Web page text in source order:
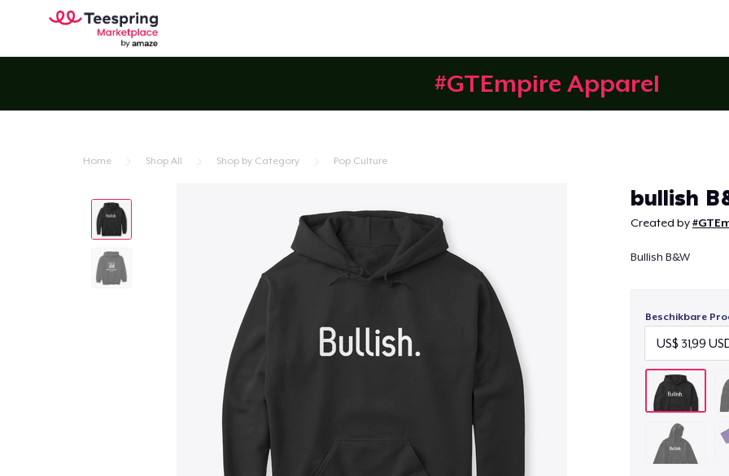
#GTEmpire Apparel
Home Shop All Shop by Category Pop Culture
bullish
Created by
Bullish B&W
Beschikbare